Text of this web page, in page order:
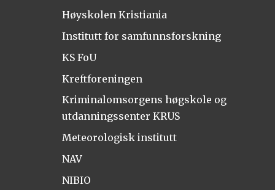
Høyskolen Kristiania
Institutt for samfunnsforskning
KS FoU
Kreftforeningen
Kriminalomsorgens høgskole og
utdanningssenter KRUS
Meteorologisk institutt
NAV
NIBIO